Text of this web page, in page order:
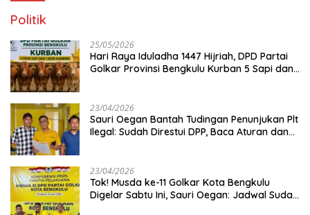
Politik
25/05/2026
Hari Raya Iduladha 1447 Hijriah, DPD Partai
Golkar Provinsi Bengkulu Kurban 5 Sapi dan 1
23/04/2026
Sauri Oegan Bantah Tudingan Penunjukan Plt
Ilegal: Sudah Direstui DPP, Baca Aturan dan
23/04/2026
‎Tok! Musda ke-11 Golkar Kota Bengkulu
Digelar Sabtu Ini, Sauri Oegan: Jadwal Sudah